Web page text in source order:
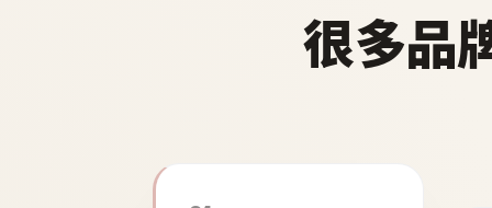
很多品